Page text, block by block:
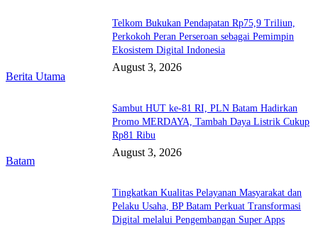
Berita Utama
Telkom Bukukan Pendapatan Rp75,9 Triliun,
Perkokoh Peran Perseroan sebagai Pemimpin
Ekosistem Digital Indonesia
August 3, 2026
Batam
Sambut HUT ke-81 RI, PLN Batam Hadirkan
Promo MERDAYA, Tambah Daya Listrik Cukup
Rp81 Ribu
August 3, 2026
Tingkatkan Kualitas Pelayanan Masyarakat dan
Pelaku Usaha, BP Batam Perkuat Transformasi
Digital melalui Pengembangan Super Apps